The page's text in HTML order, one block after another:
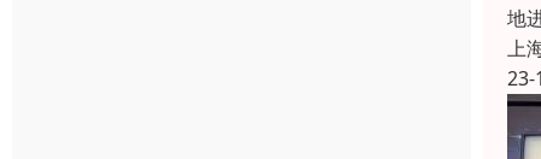
地
上
23-